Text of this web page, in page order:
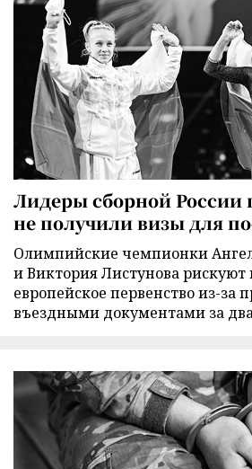
Лидеры сборной России
не получили визы для
Олимпийские чемпионки
и Виктория Листунова рискуют
европейское первенство из-за
въездными документами за